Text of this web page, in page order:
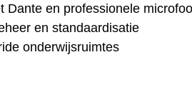
Dante en professionele
en standaardisatie
onderwijsruimtes